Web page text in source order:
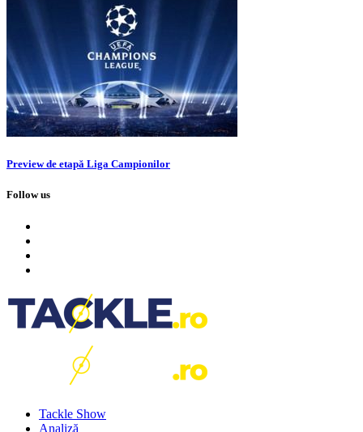
Preview de etapă Liga Campionilor
Follow us
Tackle Show
Analiză